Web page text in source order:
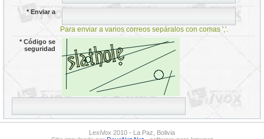
*Enviar a
Para enviar a varios correos sepáralos con comas ','.
*Código se
seguridad
LexiVox 2010 - La Paz, Bolivia